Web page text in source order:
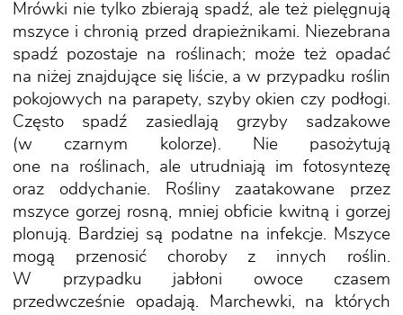
Mrówki nie tylko zbierają spadź, ale też pielęgnują
mszyce i chronią przed drapieżnikami. Niezebrana
spadź pozostaje na roślinach; może też opadać
na niżej znajdujące się liście, a w przypadku roślin
pokojowych na parapety, szyby okien czy podłogi.
Często spadź zasiedlają grzyby sadzakowe
(w czarnym kolorze). Nie pasożytują
one na roślinach, ale utrudniają im fotosyntezę
oraz oddychanie. Rośliny zaatakowane przez
mszyce gorzej rosną, mniej obficie kwitną i gorzej
plonują. Bardziej są podatne na infekcje. Mszyce
mogą przenosić choroby z innych roślin.
W przypadku jabłoni owoce czasem
przedwcześnie opadają. Marchewki, na których